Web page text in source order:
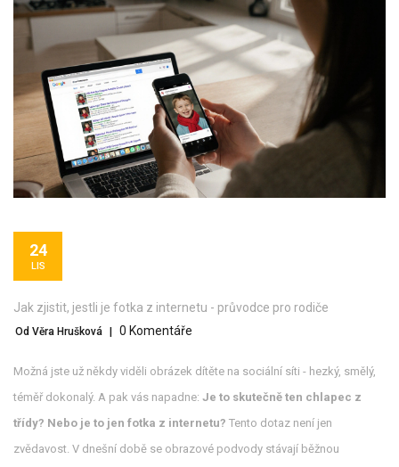
24
LIS
Jak zjistit, jestli je fotka z internetu - průvodce pro rodiče
Od Věra Hrušková 0 Komentáře
Možná jste už někdy viděli obrázek dítěte na sociální síti - hezký, smělý,
téměř dokonalý. A pak vás napadne: Je to skutečně ten chlapec z
třídy? Nebo je to jen fotka z internetu? Tento dotaz není jen
zvědavost. V dnešní době se obrazové podvody stávají běžnou